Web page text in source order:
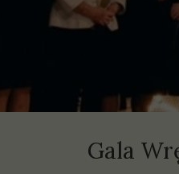
Gala